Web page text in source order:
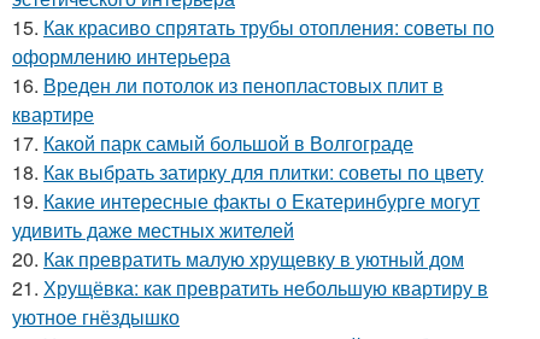
15. Как красиво спрятать трубы отопления: советы по
оформлению интерьера
16. Вреден ли потолок из пенопластовых плит в
квартире
17. Какой парк самый большой в Волгограде
18. Как выбрать затирку для плитки: советы по цвету
19. Какие интересные факты о Екатеринбурге могут
удивить даже местных жителей
20. Как превратить малую хрущевку в уютный дом
21. Хрущёвка: как превратить небольшую квартиру в
уютное гнёздышко